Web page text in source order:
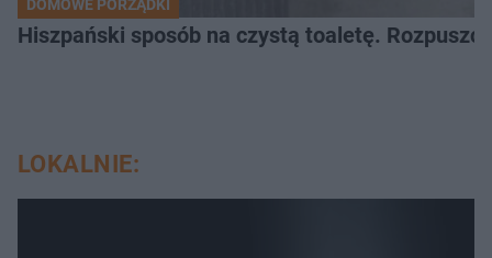
DOMOWE PORZĄDKI
Hiszpański sposób na czystą toaletę.
LOKALNIE: